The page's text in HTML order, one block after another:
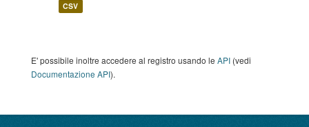
CSV
E' possibile inoltre accedere al registro usando le API (vedi
Documentazione API).